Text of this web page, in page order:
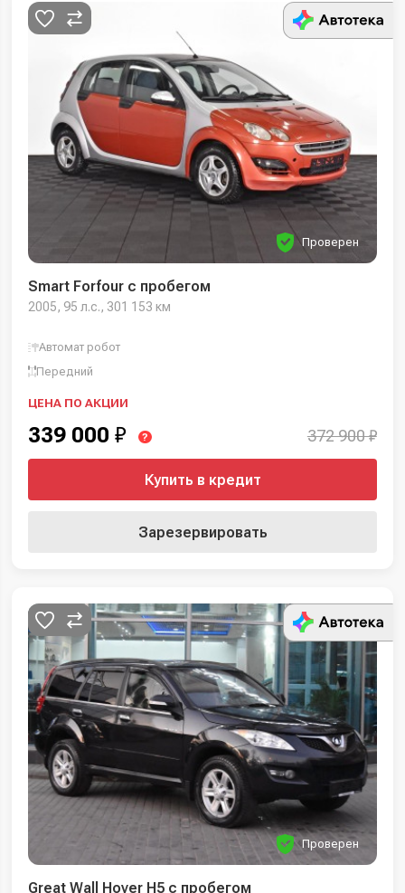
Проверен
Smart Forfour с пробегом
2005, 95 л.с., 301 153 км
Автомат робот
Передний
ЦЕНА ПО АКЦИИ
339 000 ₽ ? 372 900 ₽
Купить в кредит
Зарезервировать
Проверен
Great Wall Hover H5 с пробегом